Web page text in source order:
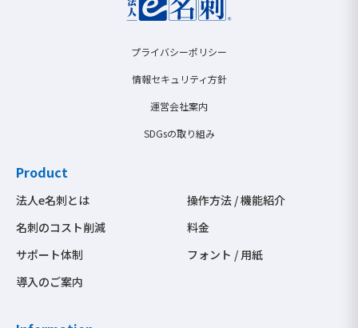
プライバシーポリシー
情報セキュリティ方針
運営会社案内
SDGsの取り組み
Product
法人e名刺とは
名刺のコスト削減
サポート体制
導入のご案内
操作方法 / 機能紹介
料金
フォント / 用紙